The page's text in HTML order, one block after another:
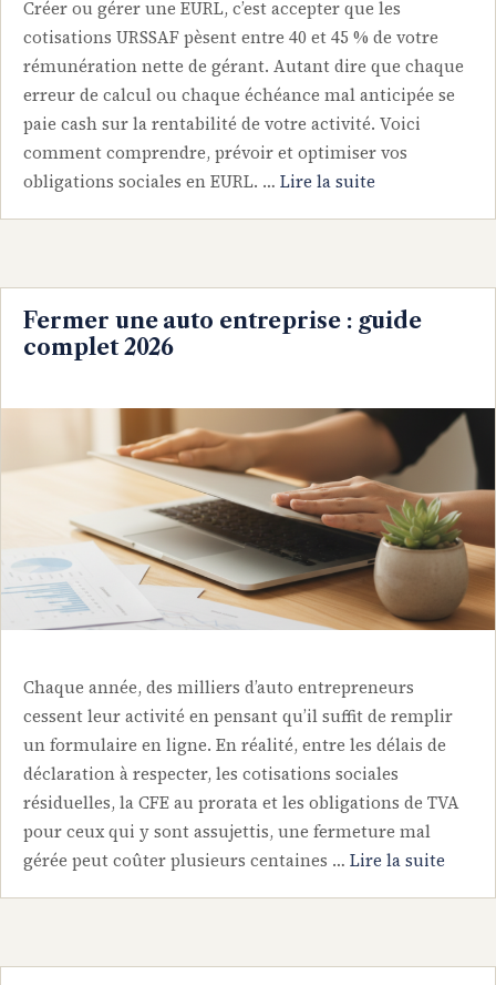
Créer ou gérer une EURL, c’est accepter que les
cotisations URSSAF pèsent entre 40 et 45 % de votre
rémunération nette de gérant. Autant dire que chaque
erreur de calcul ou chaque échéance mal anticipée se
paie cash sur la rentabilité de votre activité. Voici
comment comprendre, prévoir et optimiser vos
obligations sociales en EURL. …Lire la suite
Fermer une auto entreprise : guide
complet 2026
Chaque année, des milliers d’auto entrepreneurs
cessent leur activité en pensant qu’il suffit de remplir
un formulaire en ligne. En réalité, entre les délais de
déclaration à respecter, les cotisations sociales
résiduelles, la CFE au prorata et les obligations de TVA
pour ceux qui y sont assujettis, une fermeture mal
gérée peut coûter plusieurs centaines …Lire la suite